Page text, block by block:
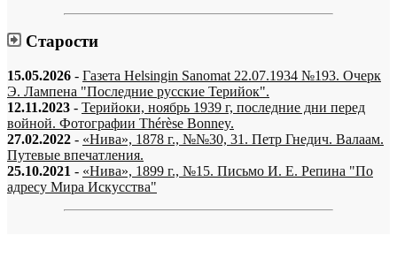
Старости
15.05.2026 - Газета Helsingin Sanomat 22.07.1934 №193. Очерк
Э. Лампена "Последние русские Терийок".
12.11.2023 - Терийоки, ноябрь 1939 г, последние дни перед
войной. Фотографии Thérèse Bonney.
27.02.2022 - «Нива», 1878 г., №№30, 31. Петр Гнедич. Валаам.
Путевые впечатления.
25.10.2021 - «Нива», 1899 г., №15. Письмо И. Е. Репина "По
адресу Мира Искусства"